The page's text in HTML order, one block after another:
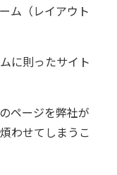
ム（レイアウト
に則ったサイト
ページを弊社が
わせてしまうこ